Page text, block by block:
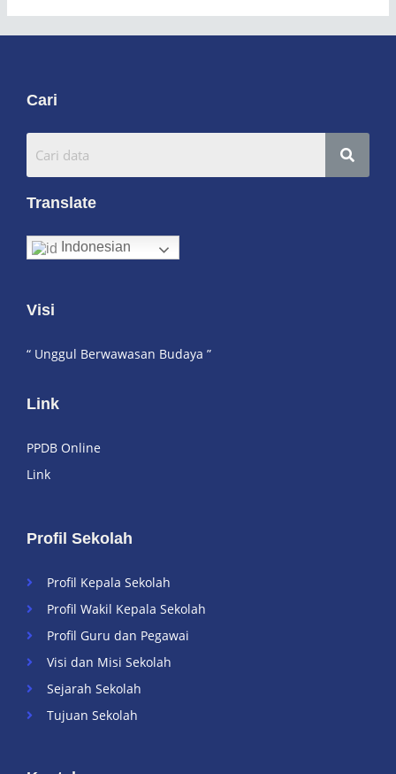
Profil Sekolah
Profil Kepala Sekolah
Profil Wakil Kepala Sekolah
Profil Guru dan Pegawai
Visi dan Misi Sekolah
Sejarah Sekolah
Tujuan Sekolah
Visi
“ Unggul Berwawasan Budaya ”
Link
PPDB Online
Link
Cari
Translate
Indonesian